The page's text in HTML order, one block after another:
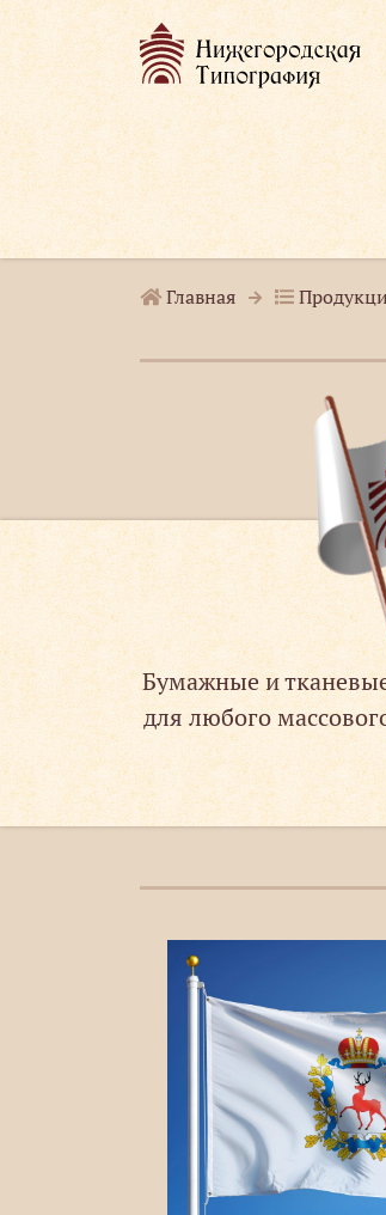
Главная
Бумажные и
для любого